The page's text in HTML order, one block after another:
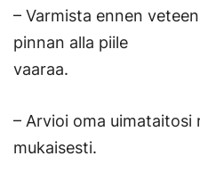
– Varmista ennen
pinnan alla piile
vaaraa.
– Arvioi oma uimataitosi
mukaisesti.